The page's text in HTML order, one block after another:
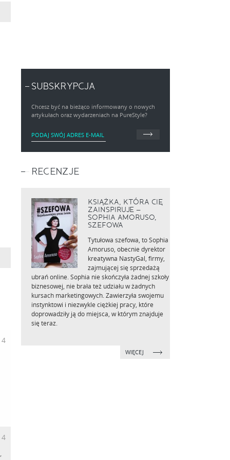
SUBSKRYPCJA
Chcesz być na bieżąco informowany o nowych
artykułach oraz wydarzeniach na PureStyle?
RECENZJE
KSIĄŻKA, KTÓRA CIĘ
ZAINSPIRUJE –
SOPHIA AMORUSO,
SZEFOWA
Tytułowa szefowa, to Sophia
Amoruso, obecnie dyrektor
kreatywna NastyGal, firmy,
zajmującej się sprzedażą
ubrań online. Sophia nie skończyła żadnej szkoły
biznesowej, nie brała też udziału w żadnych
kursach marketingowych. Zawierzyła swojemu
instynktowi i niezwykle ciężkiej pracy, które
doprowadziły ją do miejsca, w którym znajduje
się teraz.
WIĘCEJ